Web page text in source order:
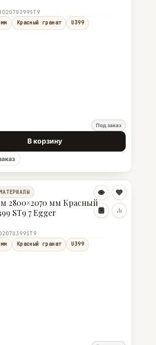
Красный гранат U399
Под заказ
В корзину
2800×2070 мм Красный
ST9 7 Egger
Красный гранат U399